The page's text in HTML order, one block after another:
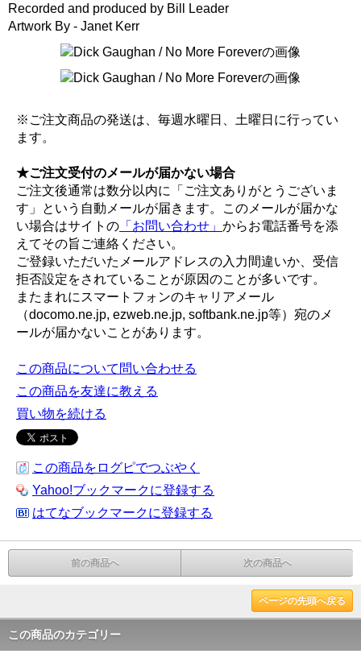
Recorded and produced by Bill Leader
Artwork By - Janet Kerr
※ご注文商品の発送は、毎週水曜日、土曜日に行ってい
ます。
★ご注文受付のメールが届かない場合
ご注文後通常は数分以内に「ご注文ありがとうございま
す」という自動メールが届きます。このメールが届かな
い場合はサイトの 「お問い合わせ」 からお電話番号を添
えてその旨ご連絡ください。
ご登録いただいたメールアドレスの入力間違いか、受信
拒否設定をされていることが原因のことが多いです。
またまれにスマートフォンのキャリアメール
（docomo.ne.jp, ezweb.ne.jp, softbank.ne.jp等）宛のメ
ールが届かないことがあります。
この商品について問い合わせる
この商品を友達に教える
買い物を続ける
この商品をログピでつぶやく
Yahoo!ブックマークに登録する
はてなブックマークに登録する
前の商品へ 次の商品へ
ページの先頭へ戻る
この商品のカテゴリー